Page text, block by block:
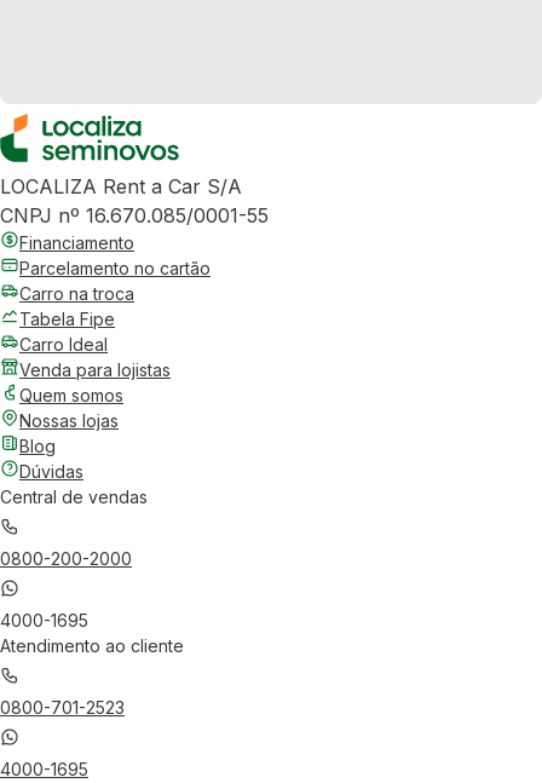
LOCALIZA Rent a Car S/A
CNPJ nº 16.670.085/0001-55
Financiamento
Parcelamento no cartão
Carro na troca
Tabela Fipe
Carro Ideal
Venda para lojistas
Quem somos
Nossas lojas
Blog
Dúvidas
Central de vendas
0800-200-2000
4000-1695
Atendimento ao cliente
0800-701-2523
4000-1695